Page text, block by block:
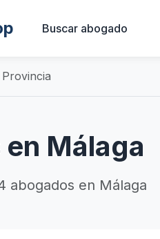
Buscar abogado
Málaga
abogados en Málaga